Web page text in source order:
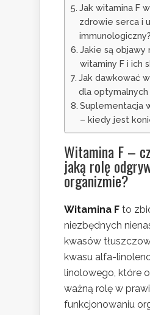
Jak witamina F
zdrowie serca i
immunologiczny?
Jakie są objawy
witaminy F i ich
Jak dawkować
dla
Suplementacja
– kiedy jest
Witamina F –
jaką rolę
organizmie?
Witamina F to
niezbędnych
kwasów
kwasu alfa-
linolowego, które
ważną rolę w
funkcjonowaniu